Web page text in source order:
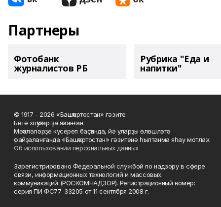
Партнеры
Фотобанк
журналистов РБ
Рубрика "Еда и
напитки"
© 1917 - 2026 «Башҡортостан» гәзите.
Бөтә хоҡуҡтар ҙа яҡланған.
Мәҡәләләрҙе күсереп баҫҡанда, йә уларҙы өлөшләтә
файҙаланғанда «Башҡортостан» гәзитенә һылтанма яһау мотлаҡ.
Об использовании персональных данных
Зарегистрировано Федеральной службой по надзору в сфере
связи, информационных технологий и массовых
коммуникаций (РОСКОМНАДЗОР). Регистрационный номер:
серия ПИ ФС77-33205 от 11 сентября 2008 г.